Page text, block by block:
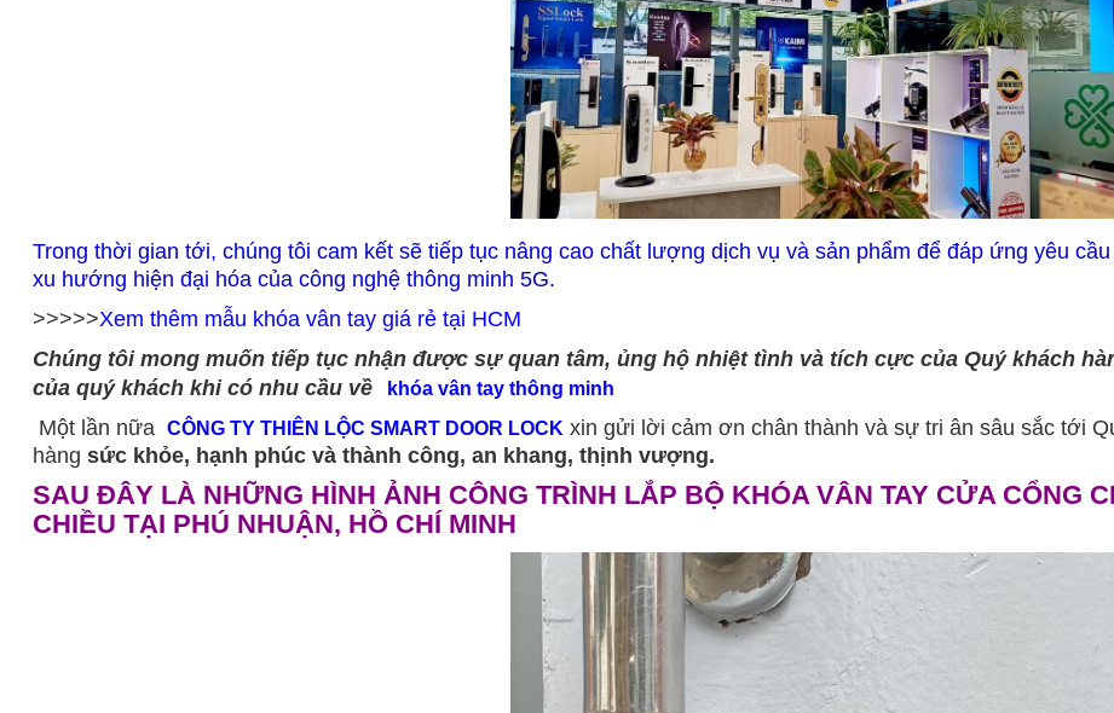
Trong thời gian tới, chúng tôi cam kết sẽ tiếp tục nâng cao chất lượng dịch vụ và sản phẩm để đáp ứng yêu
xu hướng hiện đại hóa của công nghệ thông minh 5G.
>>>>>Xem thêm mẫu khóa vân tay giá rẻ tại HCM
Chúng tôi mong muốn tiếp tục nhận được sự quan tâm, ủng hộ nhiệt tình và tích cực của Quý khách
của quý khách khi có nhu cầu về
khóa vân tay thông minh
Một lần nữa CÔNG TY THIÊN LỘC SMART DOOR LOCK xin gửi lời cảm ơn chân thành và sự tri ân sâu sắc tới
hàng sức khỏe, hạnh phúc và thành công, an khang, thịnh vượng.
SAU ĐÂY LÀ NHỮNG HÌNH ẢNH CÔNG TRÌNH LẮP BỘ KHÓA VÂN TAY CỬA CỔNG
CHIỀU TẠI PHÚ NHUẬN, HỒ CHÍ MINH